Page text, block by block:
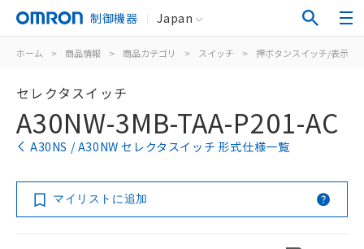
制御機器 Japan
ホーム > 商品情報 > 商品カテゴリ > スイッチ > 押ボタンスイッチ/表示灯
セレクタスイッチ
A30NW-3MB-TAA-P201-AC
A30NS / A30NW セレクタスイッチ 形式仕様一覧
マイリストに追加